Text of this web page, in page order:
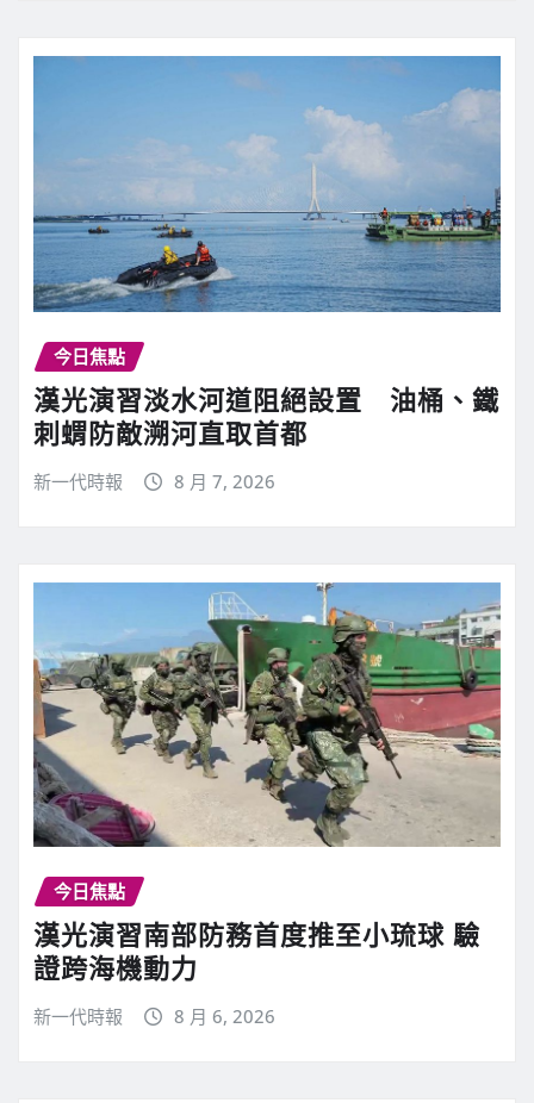
今日焦點
漢光演習淡水河道阻絕設置 油桶、鐵
刺蝟防敵溯河直取首都
新一代時報 8 月 7, 2026
今日焦點
漢光演習南部防務首度推至小琉球 驗
證跨海機動力
新一代時報 8 月 6, 2026